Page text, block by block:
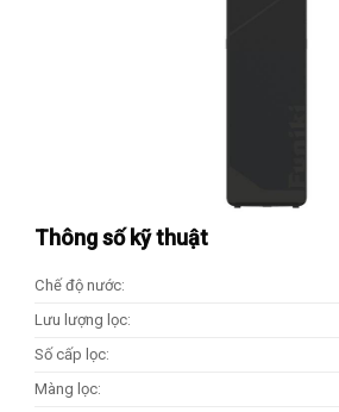
Thông số kỹ thuật
Chế độ nước:
Lưu lượng lọc:
Số cấp lọc:
Màng lọc: